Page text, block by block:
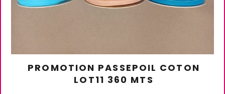
PROMOTION PASSEPOIL COTON
LOT11 360 MTS